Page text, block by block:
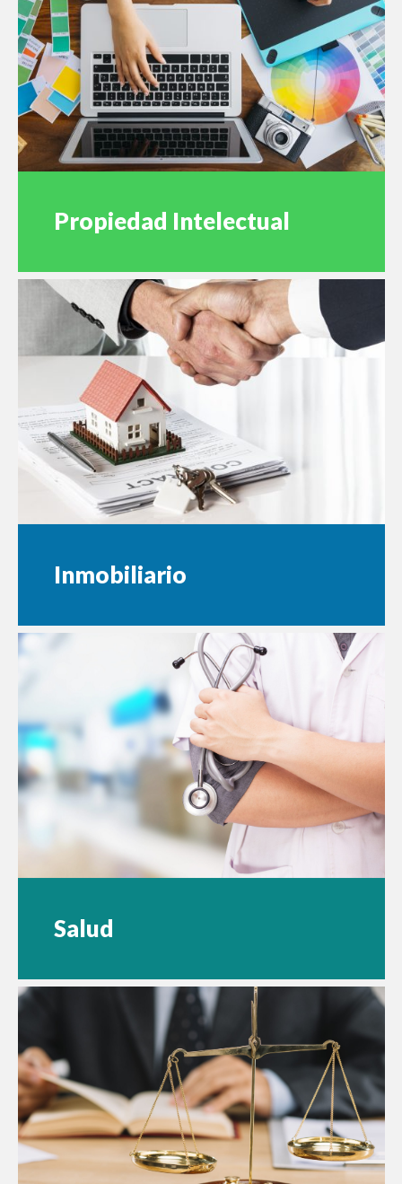
Propiedad Intelectual
Inmobiliario
Salud